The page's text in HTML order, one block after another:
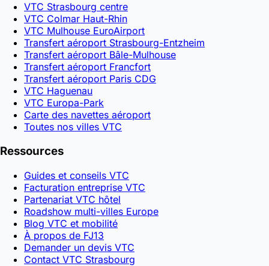
VTC Strasbourg centre
VTC Colmar Haut-Rhin
VTC Mulhouse EuroAirport
Transfert aéroport Strasbourg-Entzheim
Transfert aéroport Bâle-Mulhouse
Transfert aéroport Francfort
Transfert aéroport Paris CDG
VTC Haguenau
VTC Europa-Park
Carte des navettes aéroport
Toutes nos villes VTC
Ressources
Guides et conseils VTC
Facturation entreprise VTC
Partenariat VTC hôtel
Roadshow multi-villes Europe
Blog VTC et mobilité
À propos de FJ13
Demander un devis VTC
Contact VTC Strasbourg